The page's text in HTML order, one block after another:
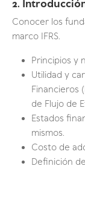
2.
Conocer los
marco IFRS.
Principios y
Utilidad y
Financieros
de Flujo de
Estados
mismos.
Costo de
Definición